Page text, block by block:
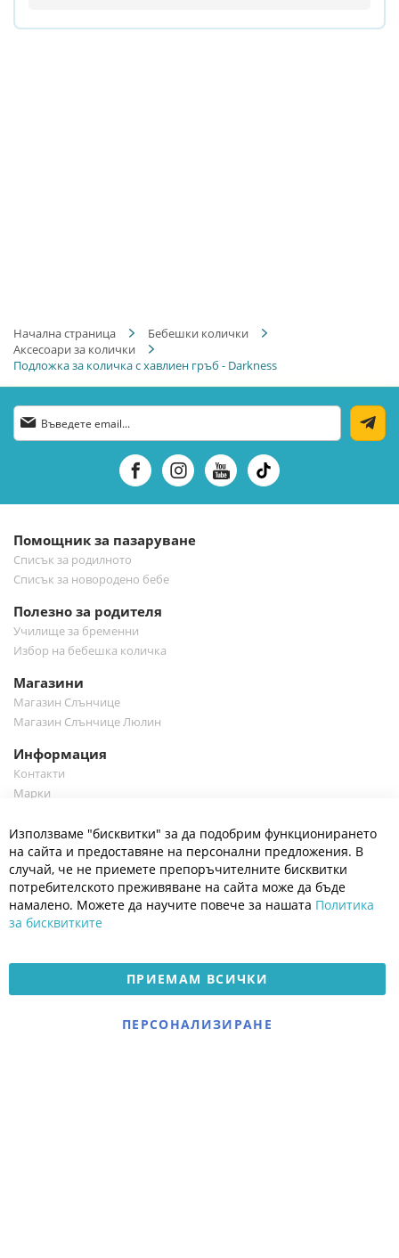
Начална страница
Бебешки колички
Аксесоари за колички
Подложка за количка с хавлиен гръб - Darkness
Абонирай
се
бюлетин:
Помощник за пазаруване
Списък за родилното
Списък за новородено бебе
Полезно за родителя
Училище за бременни
Избор на бебешка количка
Магазини
Магазин Слънчице
Магазин Слънчице Люлин
Информация
Контакти
Марки
Полезно
Общи условия
Политика за поверителност
Платформа за OPC
Доставка и плащане
Електронен магазин
разработен и поддържан
Използваме "бисквитки" за да подобрим функционирането
на сайта и предоставяне на персонални предложения. В
случай, че не приемете препоръчителните бисквитки
потребителското преживяване на сайта може да бъде
намалено. Можете да научите повече за нашата Политика
за бисквитките
ПРИЕМАМ ВСИЧКИ
ПЕРСОНАЛИЗИРАНЕ